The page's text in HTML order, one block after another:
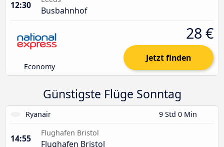
12:30 Busbahnhof
Economy
28 €
Jetzt finden
Günstigste Flüge Sonntag
Ryanair 9 Std 0 Min
14:55
Flughafen Bristol
Flughafen Bristol